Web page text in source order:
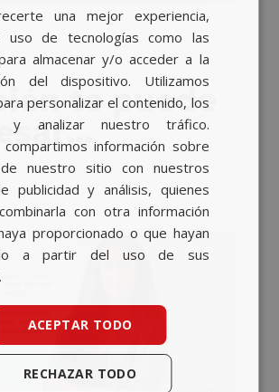
te puede
BASQUE
ENGLISH
una mejor experiencia,
uso de tecnologías como las
almacenar y/o acceder a la
del dispositivo. Utilizamos
personalizar el contenido, los
y analizar nuestro tráfico.
compartimos información sobre
nuestro sitio con nuestros
publicidad y análisis, quienes
con otra información
proporcionado o que hayan
a partir del uso de sus
ACEPTAR TODO
RECHAZAR TODO